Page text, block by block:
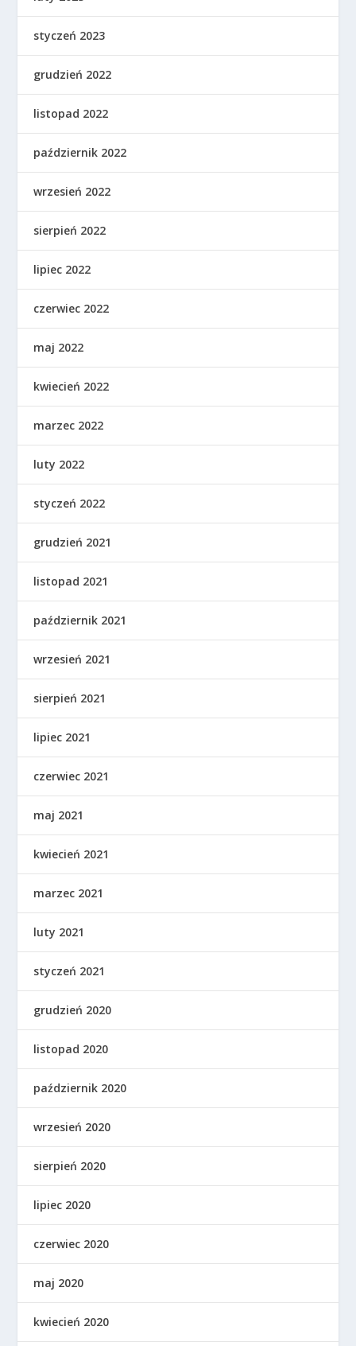
styczeń 2023
grudzień 2022
listopad 2022
październik 2022
wrzesień 2022
sierpień 2022
lipiec 2022
czerwiec 2022
maj 2022
kwiecień 2022
marzec 2022
luty 2022
styczeń 2022
grudzień 2021
listopad 2021
październik 2021
wrzesień 2021
sierpień 2021
lipiec 2021
czerwiec 2021
maj 2021
kwiecień 2021
marzec 2021
luty 2021
styczeń 2021
grudzień 2020
listopad 2020
październik 2020
wrzesień 2020
sierpień 2020
lipiec 2020
czerwiec 2020
maj 2020
kwiecień 2020